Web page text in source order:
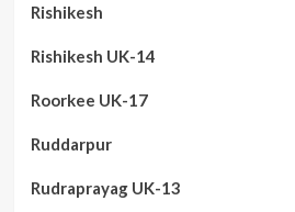
Rishikesh
Rishikesh UK-14
Roorkee UK-17
Ruddarpur
Rudraprayag UK-13